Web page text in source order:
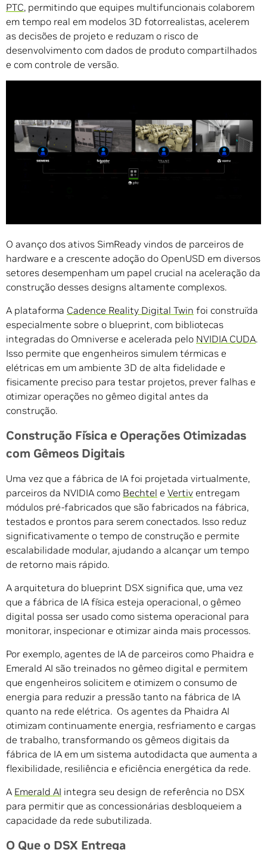
PTC, permitindo que equipes multifuncionais colaborem
em tempo real em modelos 3D fotorrealistas, acelerem
as decisões de projeto e reduzam o risco de
desenvolvimento com dados de produto compartilhados
e com controle de versão.
O avanço dos ativos SimReady vindos de parceiros de
hardware e a crescente adoção do OpenUSD em diversos
setores desempenham um papel crucial na aceleração da
construção desses designs altamente complexos.
A plataforma Cadence Reality Digital Twin foi construída
especialmente sobre o blueprint, com bibliotecas
integradas do Omniverse e acelerada pelo NVIDIA CUDA.
Isso permite que engenheiros simulem térmicas e
elétricas em um ambiente 3D de alta fidelidade e
fisicamente preciso para testar projetos, prever falhas e
otimizar operações no gêmeo digital antes da
construção.
Construção Física e Operações Otimizadas
com Gêmeos Digitais
Uma vez que a fábrica de IA foi projetada virtualmente,
parceiros da NVIDIA como Bechtel e Vertiv entregam
módulos pré-fabricados que são fabricados na fábrica,
testados e prontos para serem conectados. Isso reduz
significativamente o tempo de construção e permite
escalabilidade modular, ajudando a alcançar um tempo
de retorno mais rápido.
A arquitetura do blueprint DSX significa que, uma vez
que a fábrica de IA física esteja operacional, o gêmeo
digital possa ser usado como sistema operacional para
monitorar, inspecionar e otimizar ainda mais processos.
Por exemplo, agentes de IA de parceiros como Phaidra e
Emerald AI são treinados no gêmeo digital e permitem
que engenheiros solicitem e otimizem o consumo de
energia para reduzir a pressão tanto na fábrica de IA
quanto na rede elétrica. Os agentes da Phaidra AI
otimizam continuamente energia, resfriamento e cargas
de trabalho, transformando os gêmeos digitais da
fábrica de IA em um sistema autodidacta que aumenta a
flexibilidade, resiliência e eficiência energética da rede.
A Emerald AI integra seu design de referência no DSX
para permitir que as concessionárias desbloqueiem a
capacidade da rede subutilizada.
O Que o DSX Entrega